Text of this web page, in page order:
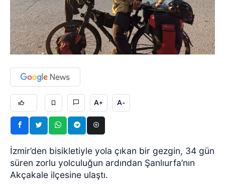
A+ A-
İzmir’den bisikletiyle yola çıkan bir gezgin, 34 gün
süren zorlu yolculuğun ardından Şanlıurfa’nın
Akçakale ilçesine ulaştı.